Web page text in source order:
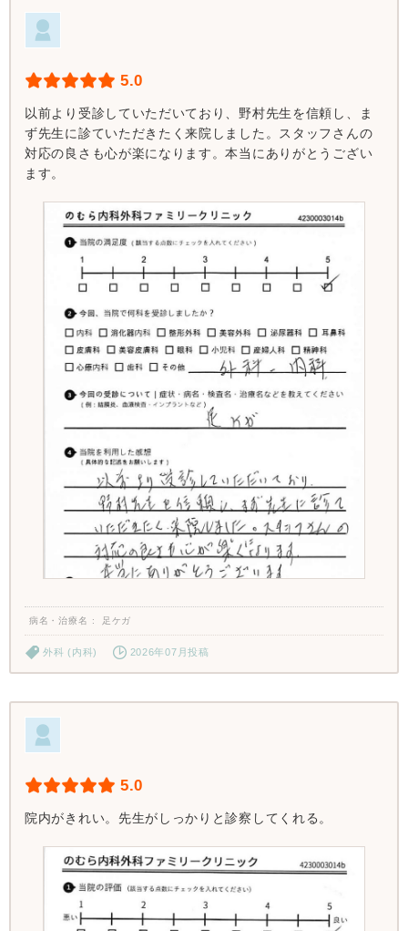
5.0
以前より受診していただいており、野村先生を信頼し、ま
ず先生に診ていただきたく来院しました。スタッフさんの
対応の良さも心が楽になります。本当にありがとうござい
ます。
病名・治療名 足ケガ
外科 (内科) 2026年07月投稿
5.0
院内がきれい。先生がしっかりと診察してくれる。